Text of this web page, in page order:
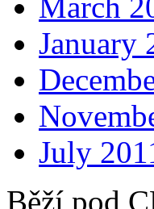
January
July
Běží pod